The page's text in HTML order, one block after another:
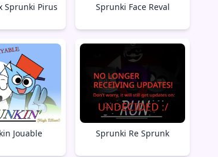
Sprunki Pirus Sprunki Face Reval
Jouable Sprunki Re Sprunk